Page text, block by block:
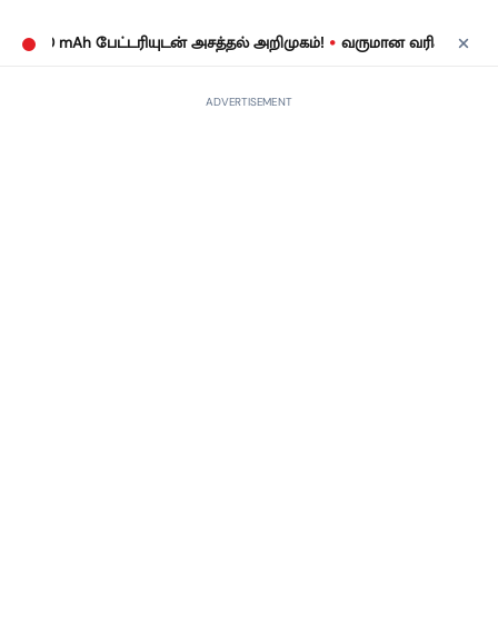
பேட்டரியுடன் அசத்தல் அறிமுகம்! • வருமான வரிக் கணக்குத்
ADVERTISEMENT